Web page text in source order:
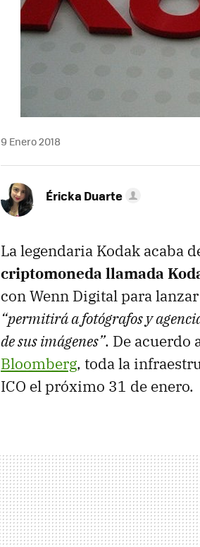
9 Enero 2018
Éricka Duarte
La legendaria Kodak acaba
criptomoneda llamada
con Wenn Digital para
“permitirá a fotógrafos y
de sus imágenes”. De
Bloomberg, toda la
ICO el próximo 31 de enero.